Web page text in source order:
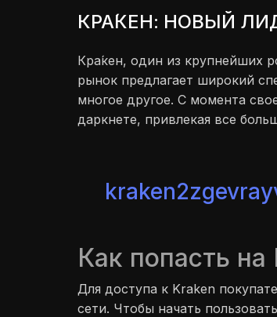
КРА́КЕН: НОВЫЙ
Кра́кен, один из крупнейших
рынок предлагает широкий
многое другое. С момента
даркнете, привлекая все
Как попасть на
Для доступа к Kraken
сети. Чтобы начать